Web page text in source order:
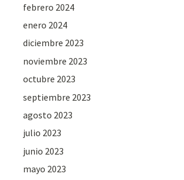
febrero 2024
enero 2024
diciembre 2023
noviembre 2023
octubre 2023
septiembre 2023
agosto 2023
julio 2023
junio 2023
mayo 2023